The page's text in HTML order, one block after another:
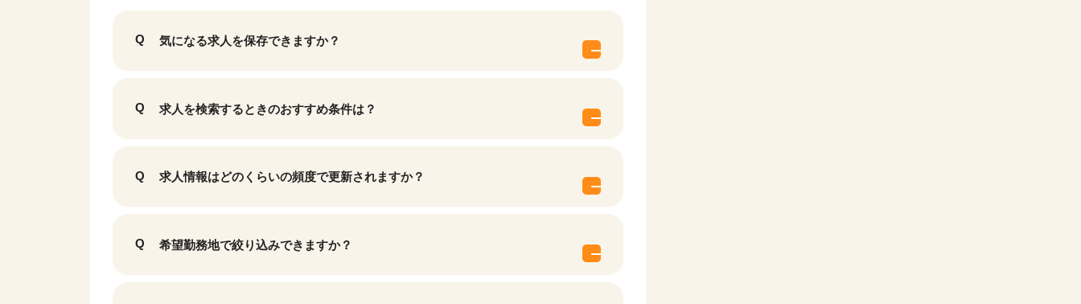
気になる求人を保存できますか？
求人を検索するときのおすすめ条件は？
求人情報はどのくらいの頻度で更新されますか？
希望勤務地で絞り込みできますか？